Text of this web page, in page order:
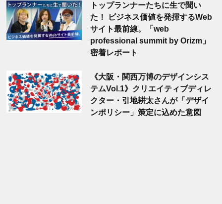
トップランナーたちに生で聞い
た！ ビジネス価値を発揮するWeb
サイト最前線。「web
professional summit by Orizm」
密着レポート
《大阪・関西万博のデザインシス
テムVol.1》クリエイティブディレ
クター・引地耕太さんが「デザイ
ンポリシー」策定に込めた意図